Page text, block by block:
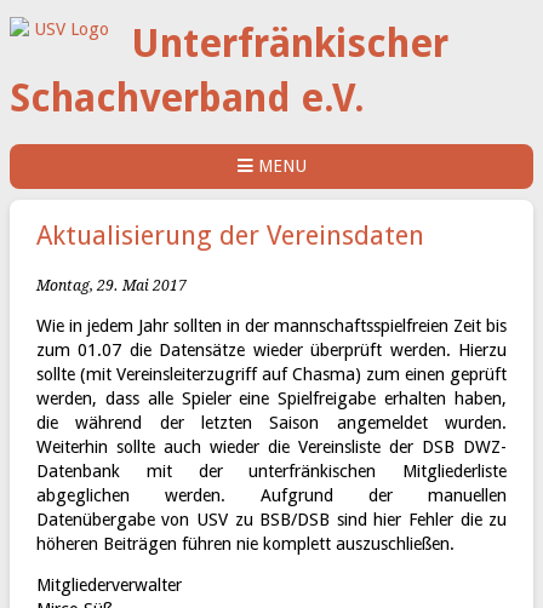
Unterfränkischer
Schachverband e.V.
MENU
Aktualisierung der Vereinsdaten
Montag, 29. Mai 2017
Wie in jedem Jahr sollten in der mannschaftsspielfreien Zeit bis
zum 01.07 die Datensätze wieder überprüft werden. Hierzu
sollte (mit Vereinsleiterzugriff auf Chasma) zum einen geprüft
werden, dass alle Spieler eine Spielfreigabe erhalten haben,
die während der letzten Saison angemeldet wurden.
Weiterhin sollte auch wieder die Vereinsliste der DSB DWZ-
Datenbank mit der unterfränkischen Mitgliederliste
abgeglichen werden. Aufgrund der manuellen
Datenübergabe von USV zu BSB/DSB sind hier Fehler die zu
höheren Beiträgen führen nie komplett auszuschließen.
Mitglieder­verwalter